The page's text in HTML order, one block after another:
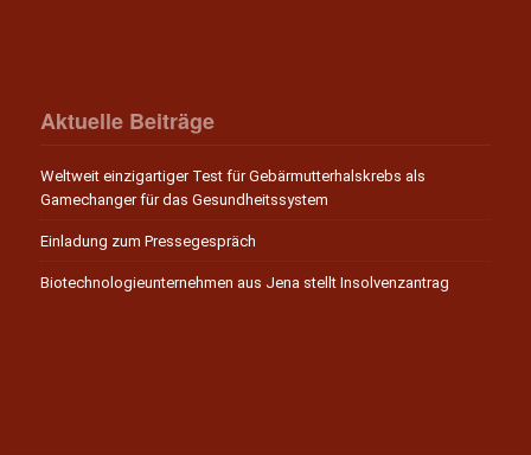
Aktuelle Beiträge
Weltweit einzigartiger Test für Gebärmutterhalskrebs als
Gamechanger für das Gesundheitssystem
Einladung zum Pressegespräch
Biotechnologieunternehmen aus Jena stellt Insolvenzantrag